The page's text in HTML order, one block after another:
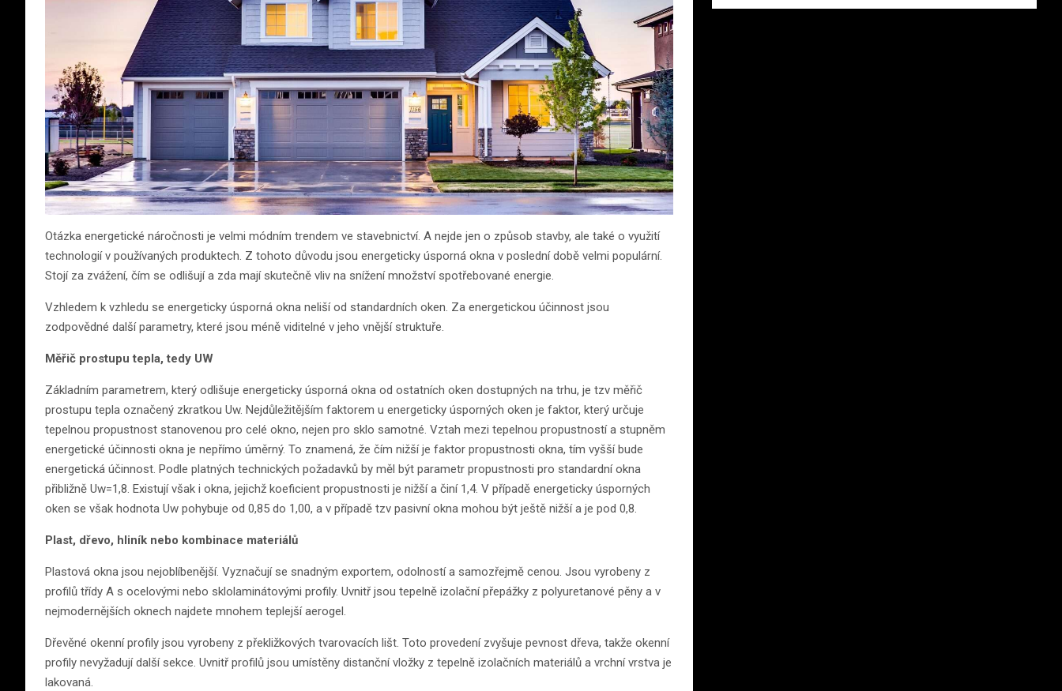
Otázka energetické náročnosti je velmi módním trendem ve stavebnictví. A nejde jen o způsob stavby, ale také o využití
technologií v používaných produktech. Z tohoto důvodu jsou energeticky úsporná okna v poslední době velmi populární.
Stojí za zvážení, čím se odlišují a zda mají skutečně vliv na snížení množství spotřebované energie.
Vzhledem k vzhledu se energeticky úsporná okna neliší od standardních oken. Za energetickou účinnost jsou
zodpovědné další parametry, které jsou méně viditelné v jeho vnější struktuře.
Měřič prostupu tepla, tedy UW
Základním parametrem, který odlišuje energeticky úsporná okna od ostatních oken dostupných na trhu, je tzv měřič
prostupu tepla označený zkratkou Uw. Nejdůležitějším faktorem u energeticky úsporných oken je faktor, který určuje
tepelnou propustnost stanovenou pro celé okno, nejen pro sklo samotné. Vztah mezi tepelnou propustností a stupněm
energetické účinnosti okna je nepřímo úměrný. To znamená, že čím nižší je faktor propustnosti okna, tím vyšší bude
energetická účinnost. Podle platných technických požadavků by měl být parametr propustnosti pro standardní okna
přibližně Uw=1,8. Existují však i okna, jejichž koeficient propustnosti je nižší a činí 1,4. V případě energeticky úsporných
oken se však hodnota Uw pohybuje od 0,85 do 1,00, a v případě tzv pasivní okna mohou být ještě nižší a je pod 0,8.
Plast, dřevo, hliník nebo kombinace materiálů
Plastová okna jsou nejoblíbenější. Vyznačují se snadným exportem, odolností a samozřejmě cenou. Jsou vyrobeny z
profilů třídy A s ocelovými nebo sklolaminátovými profily. Uvnitř jsou tepelně izolační přepážky z polyuretanové pěny a v
nejmodernějších oknech najdete mnohem teplejší aerogel.
Dřevěné okenní profily jsou vyrobeny z překližkových tvarovacích lišt. Toto provedení zvyšuje pevnost dřeva, takže okenní
profily nevyžadují další sekce. Uvnitř profilů jsou umístěny distanční vložky z tepelně izolačních materiálů a vrchní vrstva je
lakovaná.